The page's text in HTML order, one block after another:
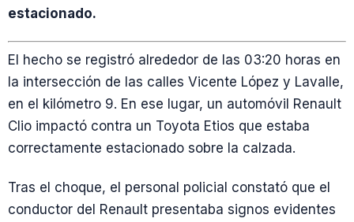
estacionado.
El hecho se registró alrededor de las 03:20 horas en
la intersección de las calles Vicente López y Lavalle,
en el kilómetro 9. En ese lugar, un automóvil Renault
Clio impactó contra un Toyota Etios que estaba
correctamente estacionado sobre la calzada.
Tras el choque, el personal policial constató que el
conductor del Renault presentaba signos evidentes